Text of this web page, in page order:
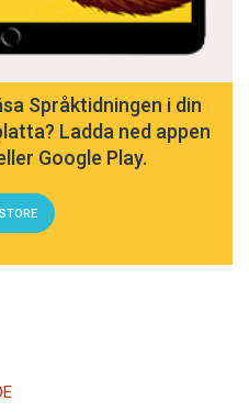
Språktidningen i din
Ladda ned appen
Google Play.